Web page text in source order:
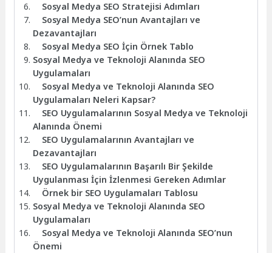
Sosyal Medya SEO Stratejisi Adımları
Sosyal Medya SEO’nun Avantajları ve
Dezavantajları
Sosyal Medya SEO İçin Örnek Tablo
Sosyal Medya ve Teknoloji Alanında SEO
Uygulamaları
Sosyal Medya ve Teknoloji Alanında SEO
Uygulamaları Neleri Kapsar?
SEO Uygulamalarının Sosyal Medya ve Teknoloji
Alanında Önemi
SEO Uygulamalarının Avantajları ve
Dezavantajları
SEO Uygulamalarının Başarılı Bir Şekilde
Uygulanması İçin İzlenmesi Gereken Adımlar
Örnek bir SEO Uygulamaları Tablosu
Sosyal Medya ve Teknoloji Alanında SEO
Uygulamaları
Sosyal Medya ve Teknoloji Alanında SEO’nun
Önemi